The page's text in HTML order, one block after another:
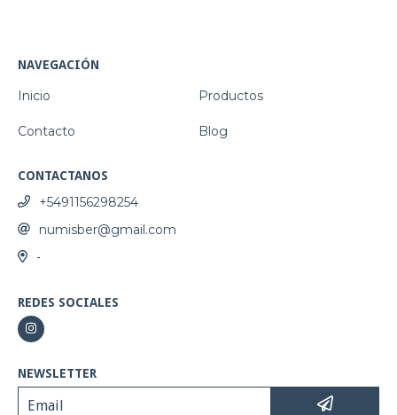
NAVEGACIÓN
Inicio Productos
Contacto Blog
CONTACTANOS
+5491156298254
numisber@gmail.com
-
REDES SOCIALES
NEWSLETTER